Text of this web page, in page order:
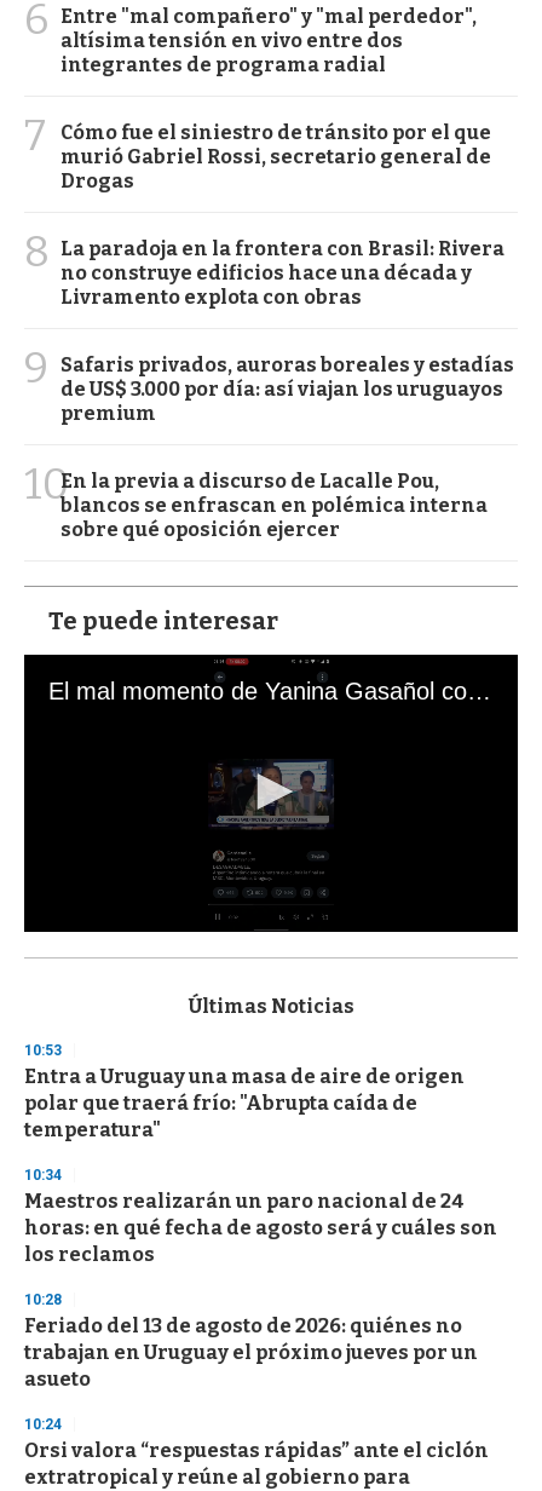
6
Entre "mal compañero" y "mal perdedor",
altísima tensión en vivo entre dos
integrantes de programa radial
7
Cómo fue el siniestro de tránsito por el que
murió Gabriel Rossi, secretario general de
Drogas
8
La paradoja en la frontera con Brasil: Rivera
no construye edificios hace una década y
Livramento explota con obras
9
Safaris privados, auroras boreales y estadías
de US$ 3.000 por día: así viajan los uruguayos
premium
10En la previa a discurso de Lacalle Pou,
blancos se enfrascan en polémica interna
sobre qué oposición ejercer
Te puede interesar
El mal momento de Yanina Gasañol con un hincha argentino en "Subrayado"
s
d
s
o
f
3
s
e
c
o
n
Últimas Noticias
10:53
Entra a Uruguay una masa de aire de origen
polar que traerá frío: "Abrupta caída de
temperatura"
10:34
Maestros realizarán un paro nacional de 24
horas: en qué fecha de agosto será y cuáles son
los reclamos
10:28
Feriado del 13 de agosto de 2026: quiénes no
trabajan en Uruguay el próximo jueves por un
asueto
10:24
Orsi valora “respuestas rápidas” ante el ciclón
extratropical y reúne al gobierno para